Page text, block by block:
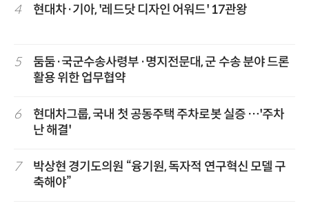
4 현대차·기아, '레드닷 디자인 어워드' 17관왕
5
둠둠·국군수송사령부·명지전문대, 군 수송 분야 드론
활용 위한 업무협약
6
현대차그룹, 국내 첫 공동주택 주차로봇 실증 …'주차
난 해결'
7
박상현 경기도의원 “융기원, 독자적 연구혁신 모델 구
축해야”